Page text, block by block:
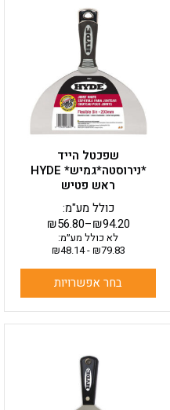
שפכטל הייד
*נירוסטה*גמיש* HYDE
ראש פטיש
₪56.80–₪94.20
כולל מע"מ:
לא כולל מע״מ:
₪79.83
-
₪48.14
בחר אפשרויות
זה
יש
מספר
סוגים.
ניתן
לבחור
את
האפשרויות
המוצר
יש
מספר
סוגים.